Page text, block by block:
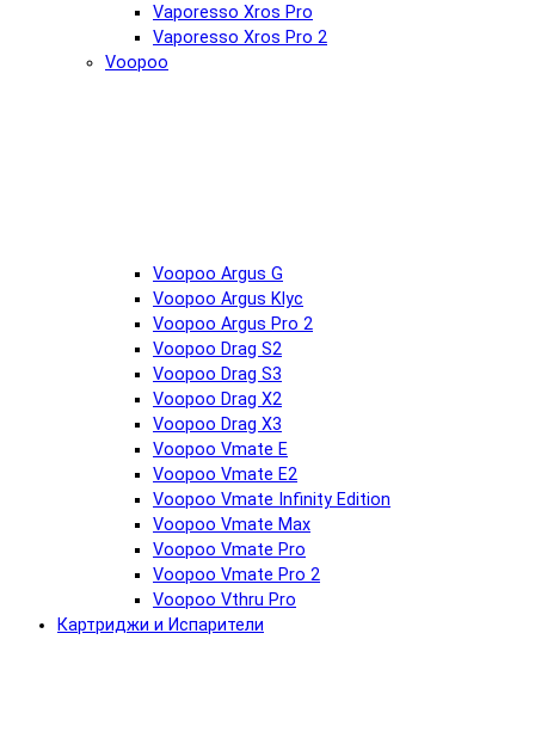
Vaporesso Xros Pro
Vaporesso Xros Pro 2
Voopoo
Voopoo Argus G
Voopoo Argus Klyc
Voopoo Argus Pro 2
Voopoo Drag S2
Voopoo Drag S3
Voopoo Drag X2
Voopoo Drag X3
Voopoo Vmate E
Voopoo Vmate E2
Voopoo Vmate Infinity Edition
Voopoo Vmate Max
Voopoo Vmate Pro
Voopoo Vmate Pro 2
Voopoo Vthru Pro
Картриджи и Испарители